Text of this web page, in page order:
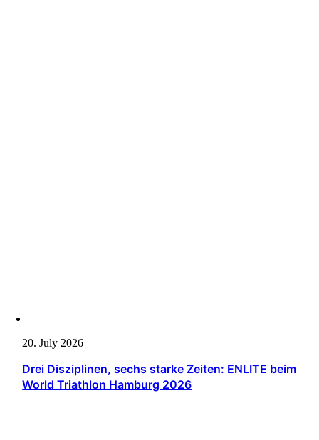
20. July 2026
Drei Disziplinen, sechs starke Zeiten: ENLITE beim
World Triathlon Hamburg 2026